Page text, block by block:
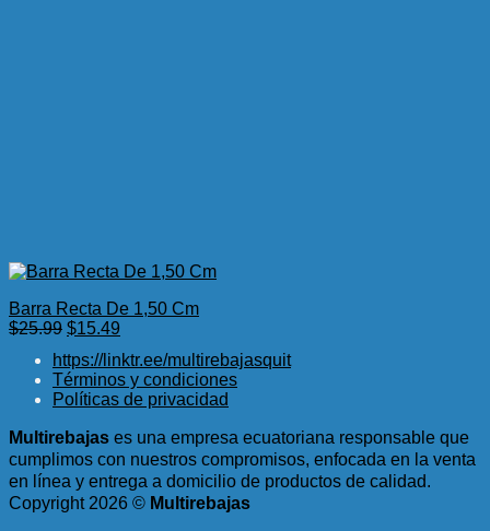
Barra Recta De 1,50 Cm
$25.99 El
original
era:
$25.99.
$15.49
actual
es:
$15.49.
https://linktr.ee/multirebajasquit
Términos y condiciones
Políticas de privacidad
Multirebajas es una empresa ecuatoriana responsable que
cumplimos con nuestros compromisos, enfocada en la venta
en línea y entrega a domicilio de productos de calidad.
Copyright 2026 © Multirebajas